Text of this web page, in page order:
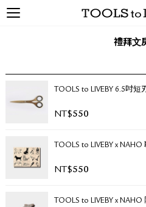
禮拜文
TOOLS to LIVEBY 6.5吋短
NT$550
TOOLS to LIVEBY x
NT$550
TOOLS to LIVEBY x
LIVING TOOLS
BRANDS
BLOG
媒體報導